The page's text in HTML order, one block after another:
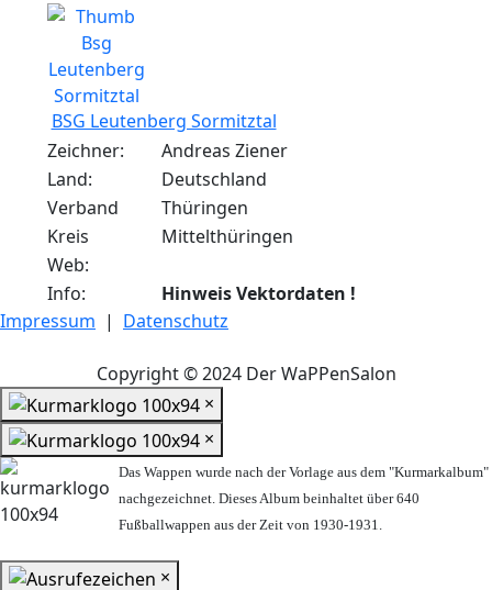
BSG Leutenberg Sormitztal
Zeichner:
Andreas Ziener
Land:
Deutschland
Verband
Thüringen
Kreis
Mittelthüringen
Web:
Info:
Hinweis Vektordaten !
Impressum | Datenschutz
Copyright © 2024 Der WaPPenSalon
×
×
Das Wappen wurde nach der Vorlage aus dem "Kurmarkalbum"
nachgezeichnet. Dieses Album beinhaltet über 640
Fußballwappen aus der Zeit von 1930-1931.
×